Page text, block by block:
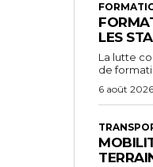
LES
La lutte
de
6 août 2026